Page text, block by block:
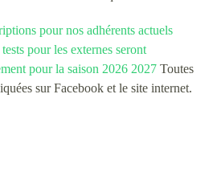
pour nos adhérents actuels
pour les externes seront
pour la saison 2026 2027 Toutes
sur Facebook et le site internet.